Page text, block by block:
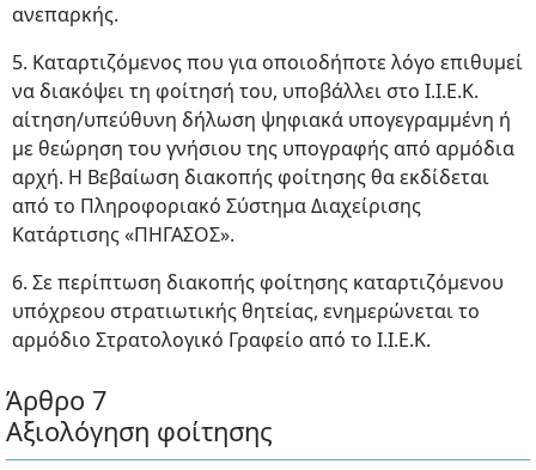
ανεπαρκής.
5. Καταρτιζόμενος που για οποιοδήποτε λόγο επιθυμεί
να διακόψει τη φοίτησή του, υποβάλλει στο Ι.Ι.Ε.Κ.
αίτηση/υπεύθυνη δήλωση ψηφιακά υπογεγραμμένη ή
με θεώρηση του γνήσιου της υπογραφής από αρμόδια
αρχή. Η Βεβαίωση διακοπής φοίτησης θα εκδίδεται
από το Πληροφοριακό Σύστημα Διαχείρισης
Κατάρτισης «ΠΗΓΑΣΟΣ».
6. Σε περίπτωση διακοπής φοίτησης καταρτιζόμενου
υπόχρεου στρατιωτικής θητείας, ενημερώνεται το
αρμόδιο Στρατολογικό Γραφείο από το Ι.Ι.Ε.Κ.
Άρθρο 7
Αξιολόγηση φοίτησης